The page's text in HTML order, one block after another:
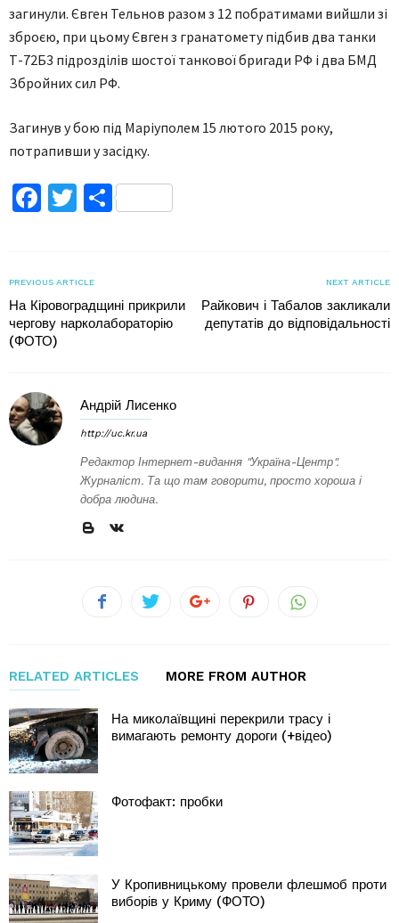
загинули. Євген Тельнов разом з 12 побратимами вийшли зі
зброєю, при цьому Євген з гранатомету підбив два танки
Т-72Б3 підрозділів шостої танкової бригади РФ і два БМД
Збройних сил РФ.
Загинув у бою під Маріуполем 15 лютого 2015 року,
потрапивши у засідку.
Facebook
TwitterПоділитися
PREVIOUS ARTICLE
На Кіровоградщині прикрили
чергову нарколабораторію
(ФОТО)
NEXT ARTICLE
Райкович і Табалов закликали
депутатів до відповідальності
Андрій Лисенко
http://uc.kr.ua
Редактор Інтернет-видання "Україна-Центр".
Журналіст. Та що там говорити, просто хороша і
добра людина.
RELATED ARTICLES MORE FROM AUTHOR
На миколаївщині перекрили трасу і
вимагають ремонту дороги (+відео)
Фотофакт: пробки
У Кропивницькому провели флешмоб проти
виборів у Криму (ФОТО)